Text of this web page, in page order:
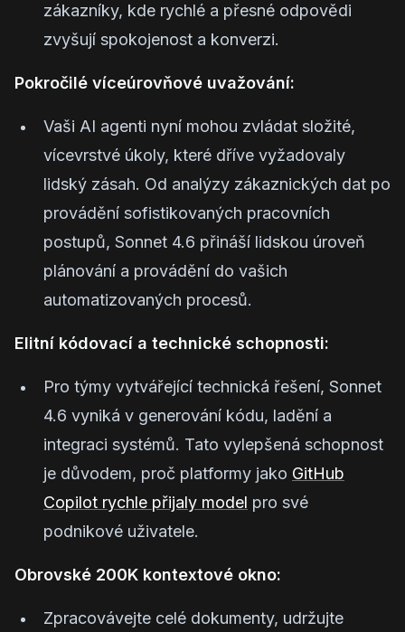
zákazníky, kde rychlé a přesné odpovědi
zvyšují spokojenost a konverzi.
Pokročilé víceúrovňové uvažování:
Vaši AI agenti nyní mohou zvládat složité,
vícevrstvé úkoly, které dříve vyžadovaly
lidský zásah. Od analýzy zákaznických dat po
provádění sofistikovaných pracovních
postupů, Sonnet 4.6 přináší lidskou úroveň
plánování a provádění do vašich
automatizovaných procesů.
Elitní kódovací a technické schopnosti:
Pro týmy vytvářející technická řešení, Sonnet
4.6 vyniká v generování kódu, ladění a
integraci systémů. Tato vylepšená schopnost
je důvodem, proč platformy jako GitHub
Copilot rychle přijaly model pro své
podnikové uživatele.
Obrovské 200K kontextové okno:
Zpracovávejte celé dokumenty, udržujte